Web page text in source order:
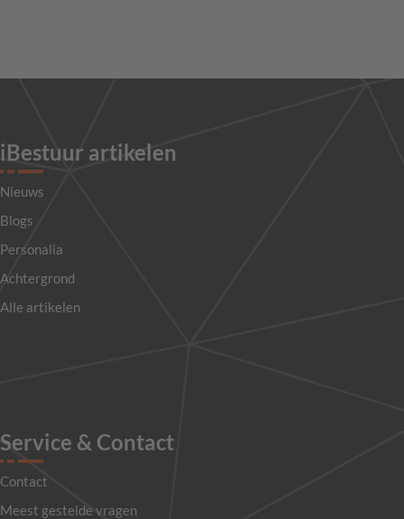
iBestuur artikelen
Nieuws
Blogs
Personalia
Achtergrond
Alle artikelen
Service & Contact
Contact
Meest gestelde vragen